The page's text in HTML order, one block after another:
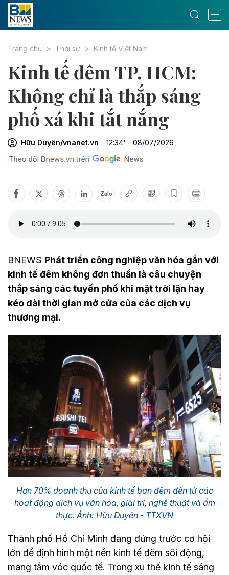
Trang chủ Thời sự Kinh tế Việt Nam
Kinh tế đêm TP. HCM:
Không chỉ là thắp sáng
phố xá khi tắt nắng
Hữu Duyên/vnanet.vn 12:34' - 08/07/2026
Zalo
BNEWS Phát triển công nghiệp văn hóa gắn với
kinh tế đêm không đơn thuần là câu chuyện
thắp sáng các tuyến phố khi mặt trời lặn hay
kéo dài thời gian mở cửa của các dịch vụ
thương mại.
Hơn 70% doanh thu của kinh tế ban đêm đến từ các
hoạt động dịch vụ văn hóa, giải trí, nghệ thuật và ẩm
thực. Ảnh: Hữu Duyên - TTXVN
Thành phố Hồ Chí Minh đang đứng trước cơ hội
lớn để định hình một nền kinh tế đêm sôi động,
mang tầm vóc quốc tế. Trong xu thế kinh tế sáng